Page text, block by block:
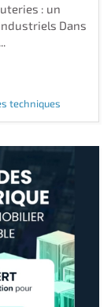
: un
Dans
techniques